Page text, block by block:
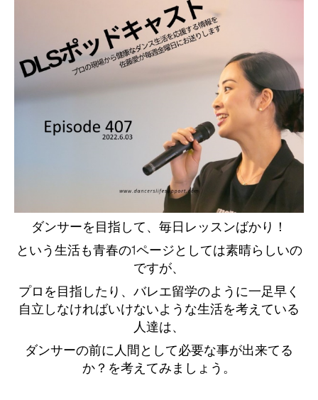
ダンサーを目指して、毎日レッスンばかり！
という生活も青春の1ページとしては素晴らしいの
ですが、
プロを目指したり、バレエ留学のように一足早く
自立しなければいけないような生活を考えている
人達は、
ダンサーの前に人間として必要な事が出来てる
か？を考えてみましょう。